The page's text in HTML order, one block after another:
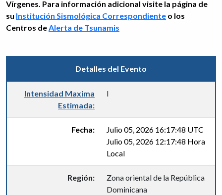
Vírgenes. Para información adicional visite la página de
su Institución Sismológica Correspondiente o los
Centros deAlerta de Tsunamis
Detalles del Evento
Intensidad Maxima
Estimada:
I
Fecha:
Julio 05, 2026 16:17:48 UTC
Julio 05, 2026 12:17:48 Hora
Local
Región:
Zona oriental de la República
Dominicana